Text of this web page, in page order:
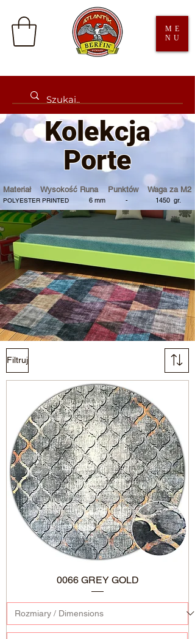
ME
NU
Kolekcja
Porte
Materiał Wysokość Runa Punktów Waga za M2
POLYESTER PRINTED 6 mm - 1450 gr.
Filtruj
0066 GREY GOLD